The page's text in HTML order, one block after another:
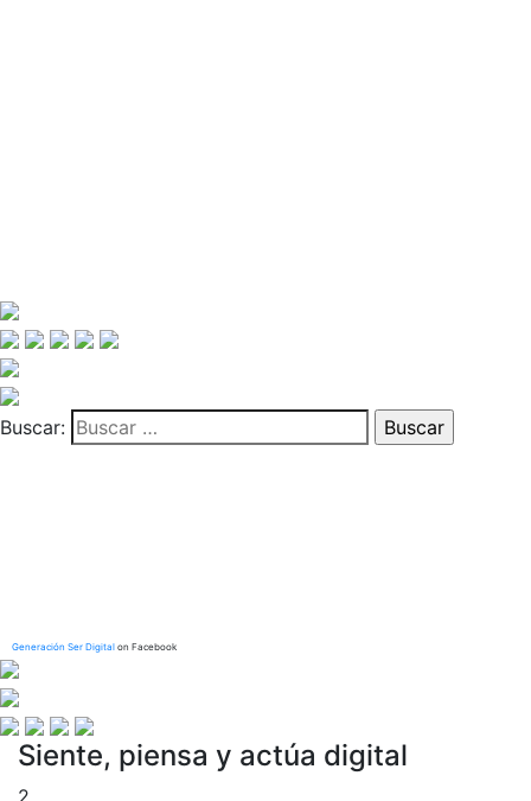
Buscar:
Generación Ser Digital on Facebook
Siente, piensa y actúa digital
2